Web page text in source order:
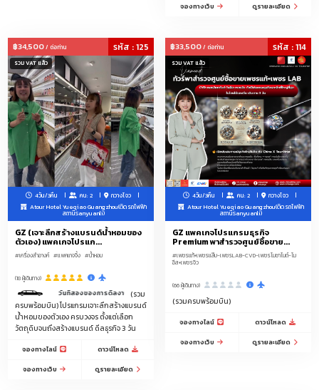
นาฬิกา, นาฬิกาข้อมือและเครื่องมือออปติก, วัสดุก่อสร้างและตกแต่ง, อุปกรณ์
สินค้าอิเล็กทรอนิกส์สำหรับผู้บริโภคและข้อมูล, เครื่องใช้ไฟฟ้าในครัวเรือน, ชิ้นส่วน
อะไหล่, อุปกรณ์แสงสว่าง, ผลิตภัณฑ์อิเล็กทรอนิกส์และไฟฟ้า, ฮาร์ดแวร์, เครื่อง
เสื้อผ้าK-Fashion โอปป้า เครื่องครัวพลาสติก ของตกแต่งบ้าน
เครื่องสำอาง-สกินแคร์
เครื่องมือช่าง OEM Hardware / ไขควง/คีมตัด/คีมล็อค/คีมปากจิ้งจก/ประแจ/ชุด
บล็อก/ค้อน/เลื่อยมือ/คัตเตอร์/ตลับเมตร/ระดับน้ำ/กรรไกรตัดเหล็ก/ชุดดอก
สว่าน/กาวร้อน/กาวอีพ็อกซี่ และอื่นๆในหมวด
ทรายแมว/กระเป๋าเดินทาง/แพคเกจจิ้งDelivery Food/สกินแคร์-เครื่องสำอาง/
ขนตาปลอม/เครื่องมือช่าง/อะไหล่ตกแต่งเสื้อผ้า-กระเป๋า-รองเท้าและของตกแต่ง
ทุกชนิด/ไหมพรม/ร่มทุกประเภท/ถุงเท้า/รองเท้า
แหล่งกระเป๋าราคาถูกตามเวบไซส์จีน Taobao 1688 Alibaba Pinduoduo
เมืองโรงงานรองเท้า ชุดนอน-ชุดชั้นใน แพคเกจจิ้งครบวงจร น้ำหอม
ของใช้สัตว์เลี้ยง/ชามอาหารสัตว์/ขวดน้ำสัตว์เลี้ยง/กรงสัตว์เล็ก/สายจูงสุนัข/
ปลอกคอสัตว์เลี้ยง/ที่นอนสัตว์เลี้ยง/ของเล่นสัตว์เลี้ยง/แปรงขนสัตว์/กระบะทราย
แมว/ที่ลับเล็บแมว/ถุงเก็บมูลสัตว์เลี้ยง/กระเป๋าใส่สัตว์เลี้ยง/เสื้อผ้าสัตว์เลี้ยง/
อาหารเม็ดสัตว์เลี้ยง/ข
จองทางเว็บ
ดูรายละเอียด
฿34,500/ ต่อท่าน
รวม VAT แล้ว
รหัส : 125
4วัน/3คืน คน: 2
กวางโจว
Atour Hotel Yueqiao Guangzhou(ติดรถไฟฟ้า
สถานีSanyuanli)
GZ (เจาะลึกสร้างแบรนด์น้ำหอมของ
ตัวเอง) แพคเกจโปรแก...
#เครื่องสำอางค์ #แพคเกจจิ้ง #น้ำหอม
(18 ผู้เดินทาง)
วันที่สองของการดีลงานมีคนขับรถรับ-ส่งบริการ 1 วัน เวลา 9.00-18.00 น.
(รวม
ครบพร้อมบิน) โปรแกรมเจาะลึกสร้างแบรนด์
น้ำหอมของตัวเอง ครบวงจร ตั้งแต่เลือก
วัตถุดิบจนถึงสร้างแบรนด์ ดีลธุรกิจ 3 วัน
จองทางไลน์
ดาวน์โหลด
จองทางเว็บ
ดูรายละเอียด
฿33,500/ ต่อท่าน
รวม VAT แล้ว
รหัส : 114
4วัน/3คืน คน: 2
กวางโจว
Atour Hotel Yueqiao Guangzhou(ติดรถไฟฟ้า
สถานีSanyuanli)
GZ แพคเกจโปรแกรมธุรกิจ
Premium พาสำรวจศูนย์ซื้อขาย...
#เพชรแท้+เพชรแล๊บ-เพชรLAB-CVD-เพชรโมซาไนต์-โม
อีส+เพชรจิว
(66 ผู้เดินทาง)
(รวมครบพร้อมบิน)
จองทางไลน์
ดาวน์โหลด
จองทางเว็บ
ดูรายละเอียด